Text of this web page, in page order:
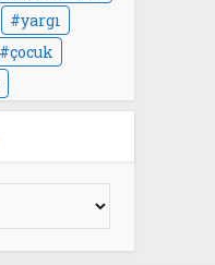
yargı
çocuk